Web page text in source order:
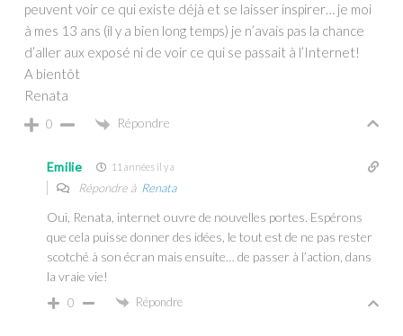
peuvent voir ce qui existe déjà et se laisser inspirer… je moi
à mes 13 ans (il y a bien long temps) je n’avais pas la chance
d’aller aux exposé ni de voir ce qui se passait à l’Internet!
A bientôt
Renata
0 Répondre
Emilie 11 années il y a
Répondre à Renata
Oui, Renata, internet ouvre de nouvelles portes. Espérons
que cela puisse donner des idées, le tout est de ne pas rester
scotché à son écran mais ensuite… de passer à l’action, dans
la vraie vie!
0 Répondre